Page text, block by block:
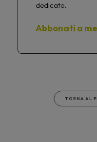
dedicato.
Abbonati a
TORNA AL